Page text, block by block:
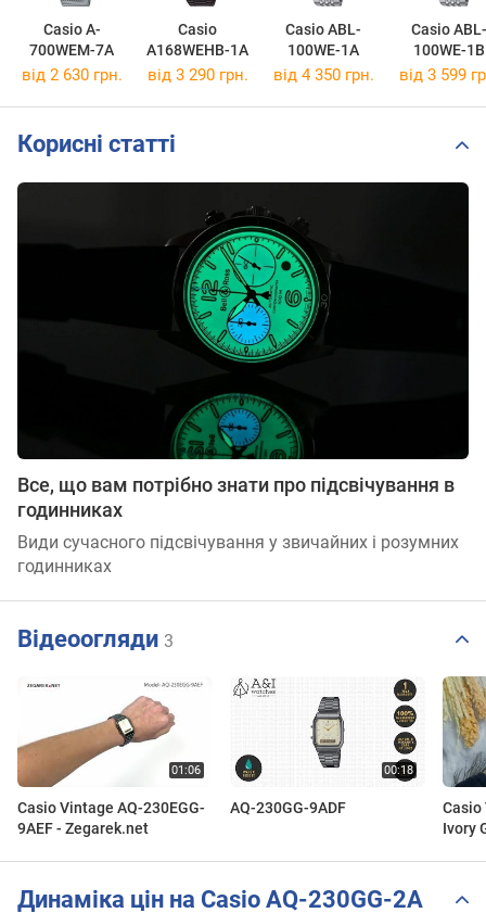
Casio A-
700WEM-7A
Casio
A168WEHB-1A
Casio ABL-
100WE-1A
Casio ABL-
100WE-1B
від 2 630 грн. від 3 290 грн. від 4 350 грн. від 3 599
Корисні статті
Все, що вам потрібно знати про підсвічування в
годинниках
Види сучасного підсвічування у звичайних і розумних
годинниках
Відеоогляди 3
Casio Vintage AQ-230EGG-
9AEF - Zegarek.net
AQ-230GG-9ADF
Casio
Ivory
Динаміка цін на Casio AQ-230GG-2A